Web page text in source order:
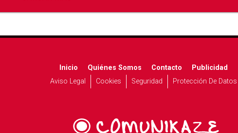
Inicio Quiénes Somos Contacto
Publicidad
Aviso Legal
Cookies Seguridad Protección De Datos